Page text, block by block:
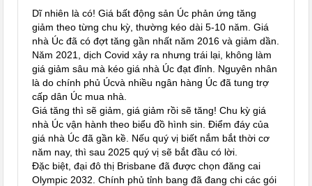
Dĩ nhiên là có! Giá bất động sản Úc phản ứng tăng
giảm theo từng chu kỳ, thường kéo dài 5-10 năm. Giá
nhà Úc đã có đợt tăng gần nhất năm 2016 và giảm dần.
Năm 2021, dịch Covid xảy ra nhưng trái lại, không làm
giá giảm sâu mà kéo giá nhà Úc đạt đỉnh. Nguyên nhân
là do chính phủ Úcvà nhiều ngân hàng Úc đã tung trợ
cấp dân Úc mua nhà.
Giá tăng thì sẽ giảm, giá giảm rồi sẽ tăng! Chu kỳ giá
nhà Úc vận hành theo biểu đồ hình sin. Điểm đáy của
giá nhà Úc đã gần kề. Nếu quý vị biết nắm bắt thời cơ
năm nay, thì sau 2025 quý vị sẽ bắt đầu có lời.
Đặc biệt, đại đô thị Brisbane đã được chọn đăng cai
Olympic 2032. Chính phủ tỉnh bang đã đang chi các gói